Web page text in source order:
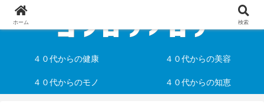
４０代からの健康 ４０代からの美容
４０代からのモノ ４０代からの知恵
ホーム 検索